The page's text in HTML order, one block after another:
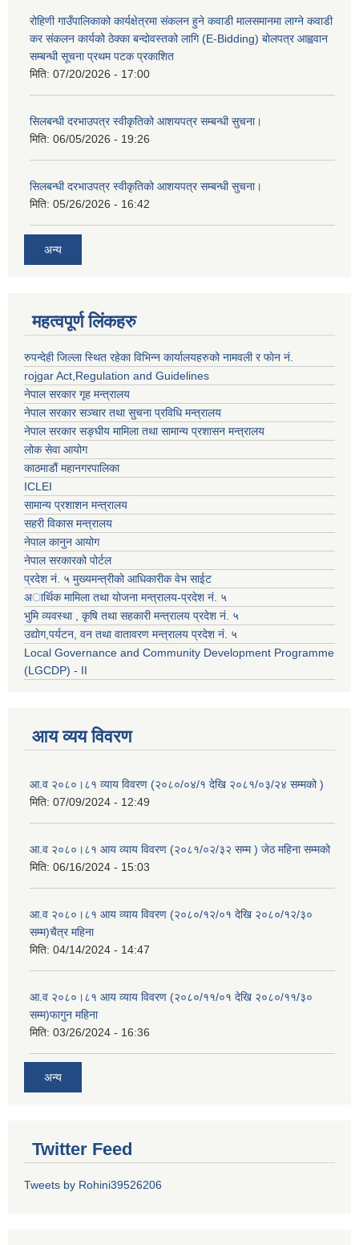
रोहिणी गाउँपालिकाको कार्यक्षेत्रमा संकलन हुने कवाडी मालसमानमा लाग्ने कवाडी
कर संकलन कार्यको ठेक्का बन्दोवस्तको लागि (E-Bidding) बोलपत्र आह्ववान
सम्बन्धी सूचना प्रथम पटक प्रकाशित
मिति: 07/20/2026 - 17:00
सिलबन्धी दरभाउपत्र स्वीकृतिको आशयपत्र सम्बन्धी सुचना।
मिति: 06/05/2026 - 19:26
सिलबन्धी दरभाउपत्र स्वीकृतिको आशयपत्र सम्बन्धी सुचना।
मिति: 05/26/2026 - 16:42
अन्य
महत्वपूर्ण लिंकहरु
रुपन्देही जिल्ला स्थित रहेका विभिन्न कार्यालयहरुको नामवली र फाेन न‌ं.
rojgar Act,Regulation and Guidelines
नेपाल सरकार गृह मन्त्रालय
नेपाल सरकार सञ्चार तथा सुचना प्रविधि मन्त्रालय
नेपाल सरकार सङ्घीय मामिला तथा सामान्य प्रशासन मन्त्रालय
लोक सेवा आयोग
काठमाडौं महानगरपालिका
ICLEI
सामान्य प्रशाशन मन्त्रालय
सहरी विकास मन्त्रालय
नेपाल कानुन आयोग
नेपाल सरकारको पोर्टल
प्रदेश नं. ५ मुख्यमन्त्रीको आधिकारीक वेभ साईट
अार्थिक मामिला तथा योजना मन्त्रालय-प्रदेश नं. ५
भुमि व्यवस्था , कृषि तथा सहकारी मन्त्रालय प्रदेश नं. ५
उद्याेग,पर्यटन, वन तथा वातावरण मन्त्रालय प्रदेश नं. ५
Local Governance and Community Development Programme
(LGCDP) - II
आय व्यय विवरण
आ.व २०८०।८१ व्याय विवरण (२०८०/०४/१ देखि २०८१/०३/२४ सम्मको )
मिति: 07/09/2024 - 12:49
आ.व २०८०।८१ आय व्याय विवरण (२०८१/०२/३२ सम्म ) जेठ महिना सम्मको
मिति: 06/16/2024 - 15:03
आ.व २०८०।८१ आय व्याय विवरण (२०८०/१२/०१ देखि २०८०/१२/३०
सम्म)चैत्र महिना
मिति: 04/14/2024 - 14:47
आ.व २०८०।८१ आय व्याय विवरण (२०८०/११/०१ देखि २०८०/११/३०
सम्म)फागुन महिना
मिति: 03/26/2024 - 16:36
अन्य
Twitter Feed
Tweets by Rohini39526206